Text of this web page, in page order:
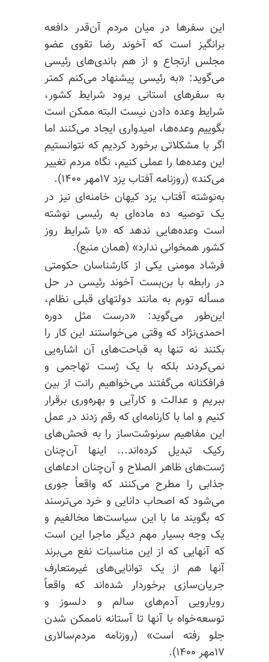
این سفرها در میان مردم آن‌قدر دافعه
برانگیز است که آخوند رضا تقوی عضو
مجلس ارتجاع و از هم باندی‌های رئیسی
می‌گوید: «به رئیسی پیشنهاد می‌کنم کمتر
به سفرهای استانی برود شرایط کشور،
شرایط وعده دادن نیست البته ممکن است
بگوییم وعده‌ها، امیدواری ایجاد می‌کنند اما
اگر با مشکلاتی برخورد کردیم که نتوانستیم
این وعده‌ها را عملی کنیم، نگاه مردم تغییر
می‌کند» (روزنامه آفتاب یزد ۱۷مهر ۱۴۰۰).
به‌نوشته آفتاب یزد کیهان خامنه‌ای نیز در
یک توصیه ده ماده‌ای به رئیسی نوشته
است وعده‌هایی ندهد که «با شرایط روز
کشور همخوانی ندارد» (همان منبع).
فرشاد مومنی یکی از کارشناسان حکومتی
در رابطه با بن‌بست آخوند رئیسی در حل
مسأله تورم به مانند دولتهای قبلی نظام،
این‌طور می‌گوید: «درست مثل دوره
احمدی‌نژاد که وقتی می‌خواستند این کار را
بکنند نه تنها به قباحت‌های آن اشاره‌یی
نمی‌کردند بلکه با یک ژست تهاجمی و
فرافکنانه می‌گفتند می‌خواهیم رانت از بین
ببریم و عدالت و کارآیی و بهره‌وری برقرار
کنیم و اما با کارنامه‌ای که رقم زدند در عمل
این مفاهیم سرنوشت‌ساز را به فحش‌های
رکیک تبدیل کرده‌اند... اینها آن‌چنان
ژست‌های ظاهر الصلاح و آن‌چنان ادعاهای
جذابی را مطرح می‌کنند که واقعاً جوری
می‌شود که اصحاب دانایی و خرد می‌ترسند
که بگویند ما با این سیاست‌‎ها مخالفیم و
یک وجه بسیار مهم دیگر ماجرا این است
که آنهایی که از این مناسبات نفع می‌برند
آنها هم از یک توانایی‌های غیرمتعارف
جریان‌سازی برخوردار شده‌اند که واقعاً
رویارویی آدم‌های سالم و دلسوز و
توسعه‌خواه با آنها تا آستانه ناممکن شدن
جلو رفته است» (روزنامه مردم‌سالاری
۱۷مهر ۱۴۰۰).